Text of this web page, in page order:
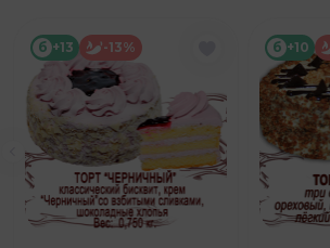
б +13 -13% б +10